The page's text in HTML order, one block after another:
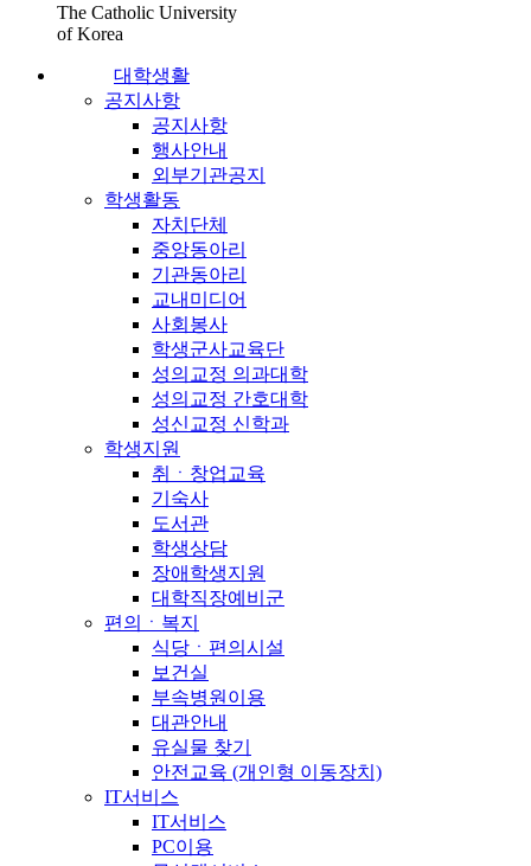
The Catholic University
of Korea
대학생활
공지사항
공지사항
행사안내
외부기관공지
학생활동
자치단체
중앙동아리
기관동아리
교내미디어
사회봉사
학생군사교육단
성의교정 의과대학
성의교정 간호대학
성신교정 신학과
학생지원
취ㆍ창업교육
기숙사
도서관
학생상담
장애학생지원
대학직장예비군
편의ㆍ복지
식당ㆍ편의시설
보건실
부속병원이용
대관안내
유실물 찾기
안전교육 (개인형 이동장치)
IT서비스
IT서비스
PC이용